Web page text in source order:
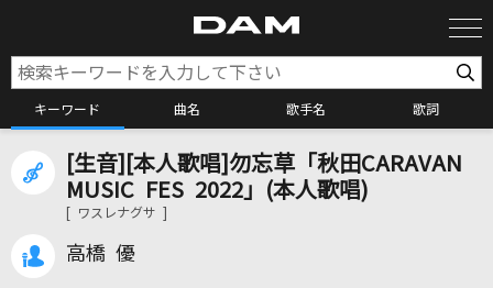
キーワード 曲名 歌手名 歌詞
カラオケ検索
[生音][本人歌唱]勿忘草「秋田CARAVAN
MUSIC FES 2022」(本人歌唱)
[ ワスレナグサ ]
高橋 優